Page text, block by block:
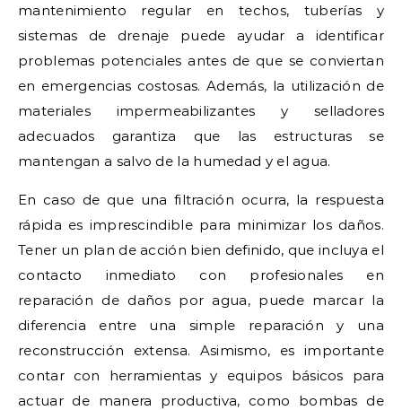
mantenimiento regular en techos, tuberías y
sistemas de drenaje puede ayudar a identificar
problemas potenciales antes de que se conviertan
en emergencias costosas. Además, la utilización de
materiales impermeabilizantes y selladores
adecuados garantiza que las estructuras se
mantengan a salvo de la humedad y el agua.
En caso de que una filtración ocurra, la respuesta
rápida es imprescindible para minimizar los daños.
Tener un plan de acción bien definido, que incluya el
contacto inmediato con profesionales en
reparación de daños por agua, puede marcar la
diferencia entre una simple reparación y una
reconstrucción extensa. Asimismo, es importante
contar con herramientas y equipos básicos para
actuar de manera productiva, como bombas de